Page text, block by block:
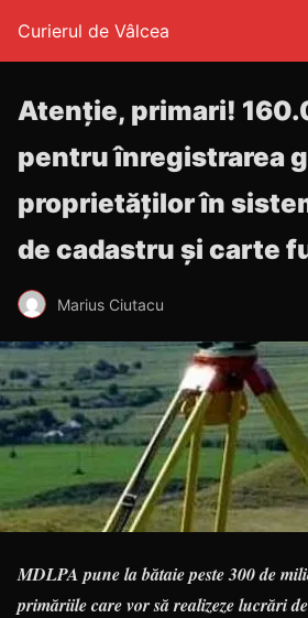
Curierul de Vâlcea
Atenție, primari!
pentru înregistrarea
proprietăților în
de cadastru și carte
Marius Ciutacu
MDLPA pune la bătaie peste 300 de
primăriile care vor să realizeze lucrări